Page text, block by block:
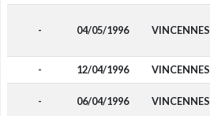
- 04/05/1996 VINCENNES
- 12/04/1996 VINCENNES
- 06/04/1996 VINCENNES